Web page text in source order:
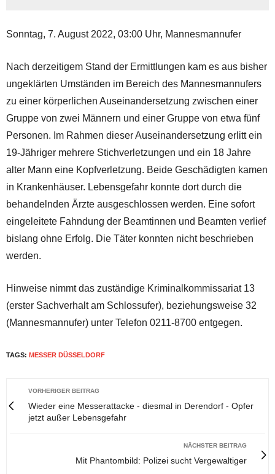
Sonntag, 7. August 2022, 03:00 Uhr, Mannesmannufer
Nach derzeitigem Stand der Ermittlungen kam es aus bisher
ungeklärten Umständen im Bereich des Mannesmannufers
zu einer körperlichen Auseinandersetzung zwischen einer
Gruppe von zwei Männern und einer Gruppe von etwa fünf
Personen. Im Rahmen dieser Auseinandersetzung erlitt ein
19-Jähriger mehrere Stichverletzungen und ein 18 Jahre
alter Mann eine Kopfverletzung. Beide Geschädigten kamen
in Krankenhäuser. Lebensgefahr konnte dort durch die
behandelnden Ärzte ausgeschlossen werden. Eine sofort
eingeleitete Fahndung der Beamtinnen und Beamten verlief
bislang ohne Erfolg. Die Täter konnten nicht beschrieben
werden.
Hinweise nimmt das zuständige Kriminalkommissariat 13
(erster Sachverhalt am Schlossufer), beziehungsweise 32
(Mannesmannufer) unter Telefon 0211-8700 entgegen.
TAGS: MESSER DÜSSELDORF
VORHERIGER BEITRAG
Wieder eine Messerattacke - diesmal in Derendorf - Opfer
jetzt außer Lebensgefahr
NÄCHSTER BEITRAG
Mit Phantombild: Polizei sucht Vergewaltiger